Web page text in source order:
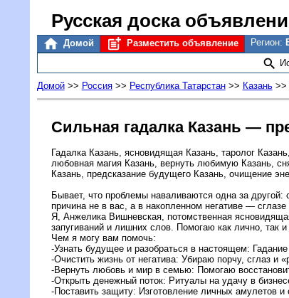
Русская доска
Домой Разместить объявление Регион:
Домой>> Россия>> Республика Татарстан>> Казань>>
Сильная гадалка Казань —
Гадалка Казань, ясновидящая Казань, таролог
любовная магия Казань, вернуть любимую Казань,
Казань, предсказание будущего Казань, очищение
Бывает, что проблемы наваливаются одна за
причина не в вас, а в накопленном негативе —
Я, Анжелика Вишневская, потомственная
запугиваний и лишних слов. Помогаю как лично, так
Чем я могу вам помочь:
-Узнать будущее и разобраться в настоящем:
-Очистить жизнь от негатива: Убираю порчу, сглаз
-Вернуть любовь и мир в семью: Помогаю
-Открыть денежный поток: Ритуалы на удачу в
-Поставить защиту: Изготовление личных амулетов